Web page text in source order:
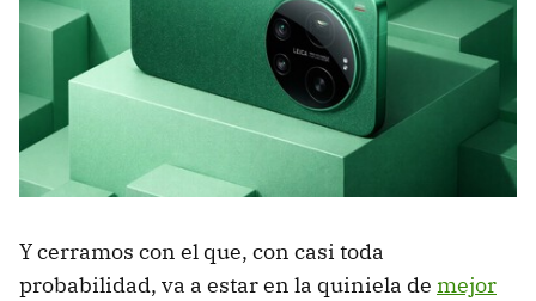
Y cerramos con el que, con casi toda
probabilidad, va a estar en la quiniela de mejor